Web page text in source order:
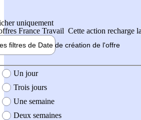
uniquement
France Travail Cette action recharge
filtres de Date de création de l'offre
création de l'offre
Un jour
Trois jours
Une semaine
Deux semaines